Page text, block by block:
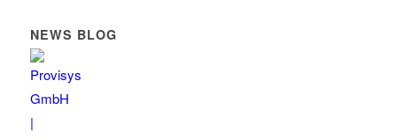
NEWS BLOG